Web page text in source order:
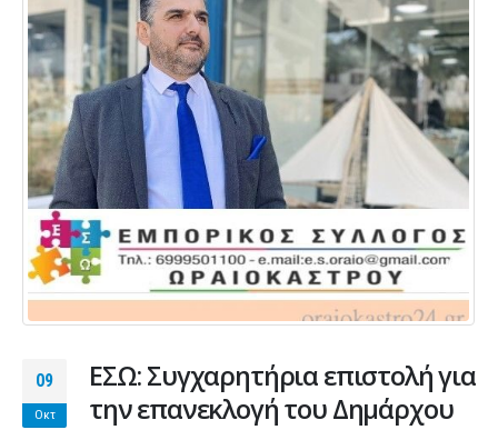
09
Οκτ
ΕΣΩ: Συγχαρητήρια επιστολή για
την επανεκλογή του Δημάρχου